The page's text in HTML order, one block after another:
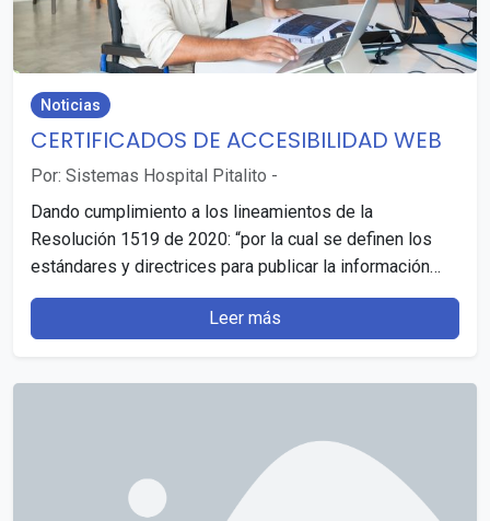
Noticias
CERTIFICADOS DE ACCESIBILIDAD WEB
Por: Sistemas Hospital Pitalito -
Dando cumplimiento a los lineamientos de la
Resolución 1519 de 2020: “por la cual se definen los
estándares y directrices para publicar la información…
Leer más